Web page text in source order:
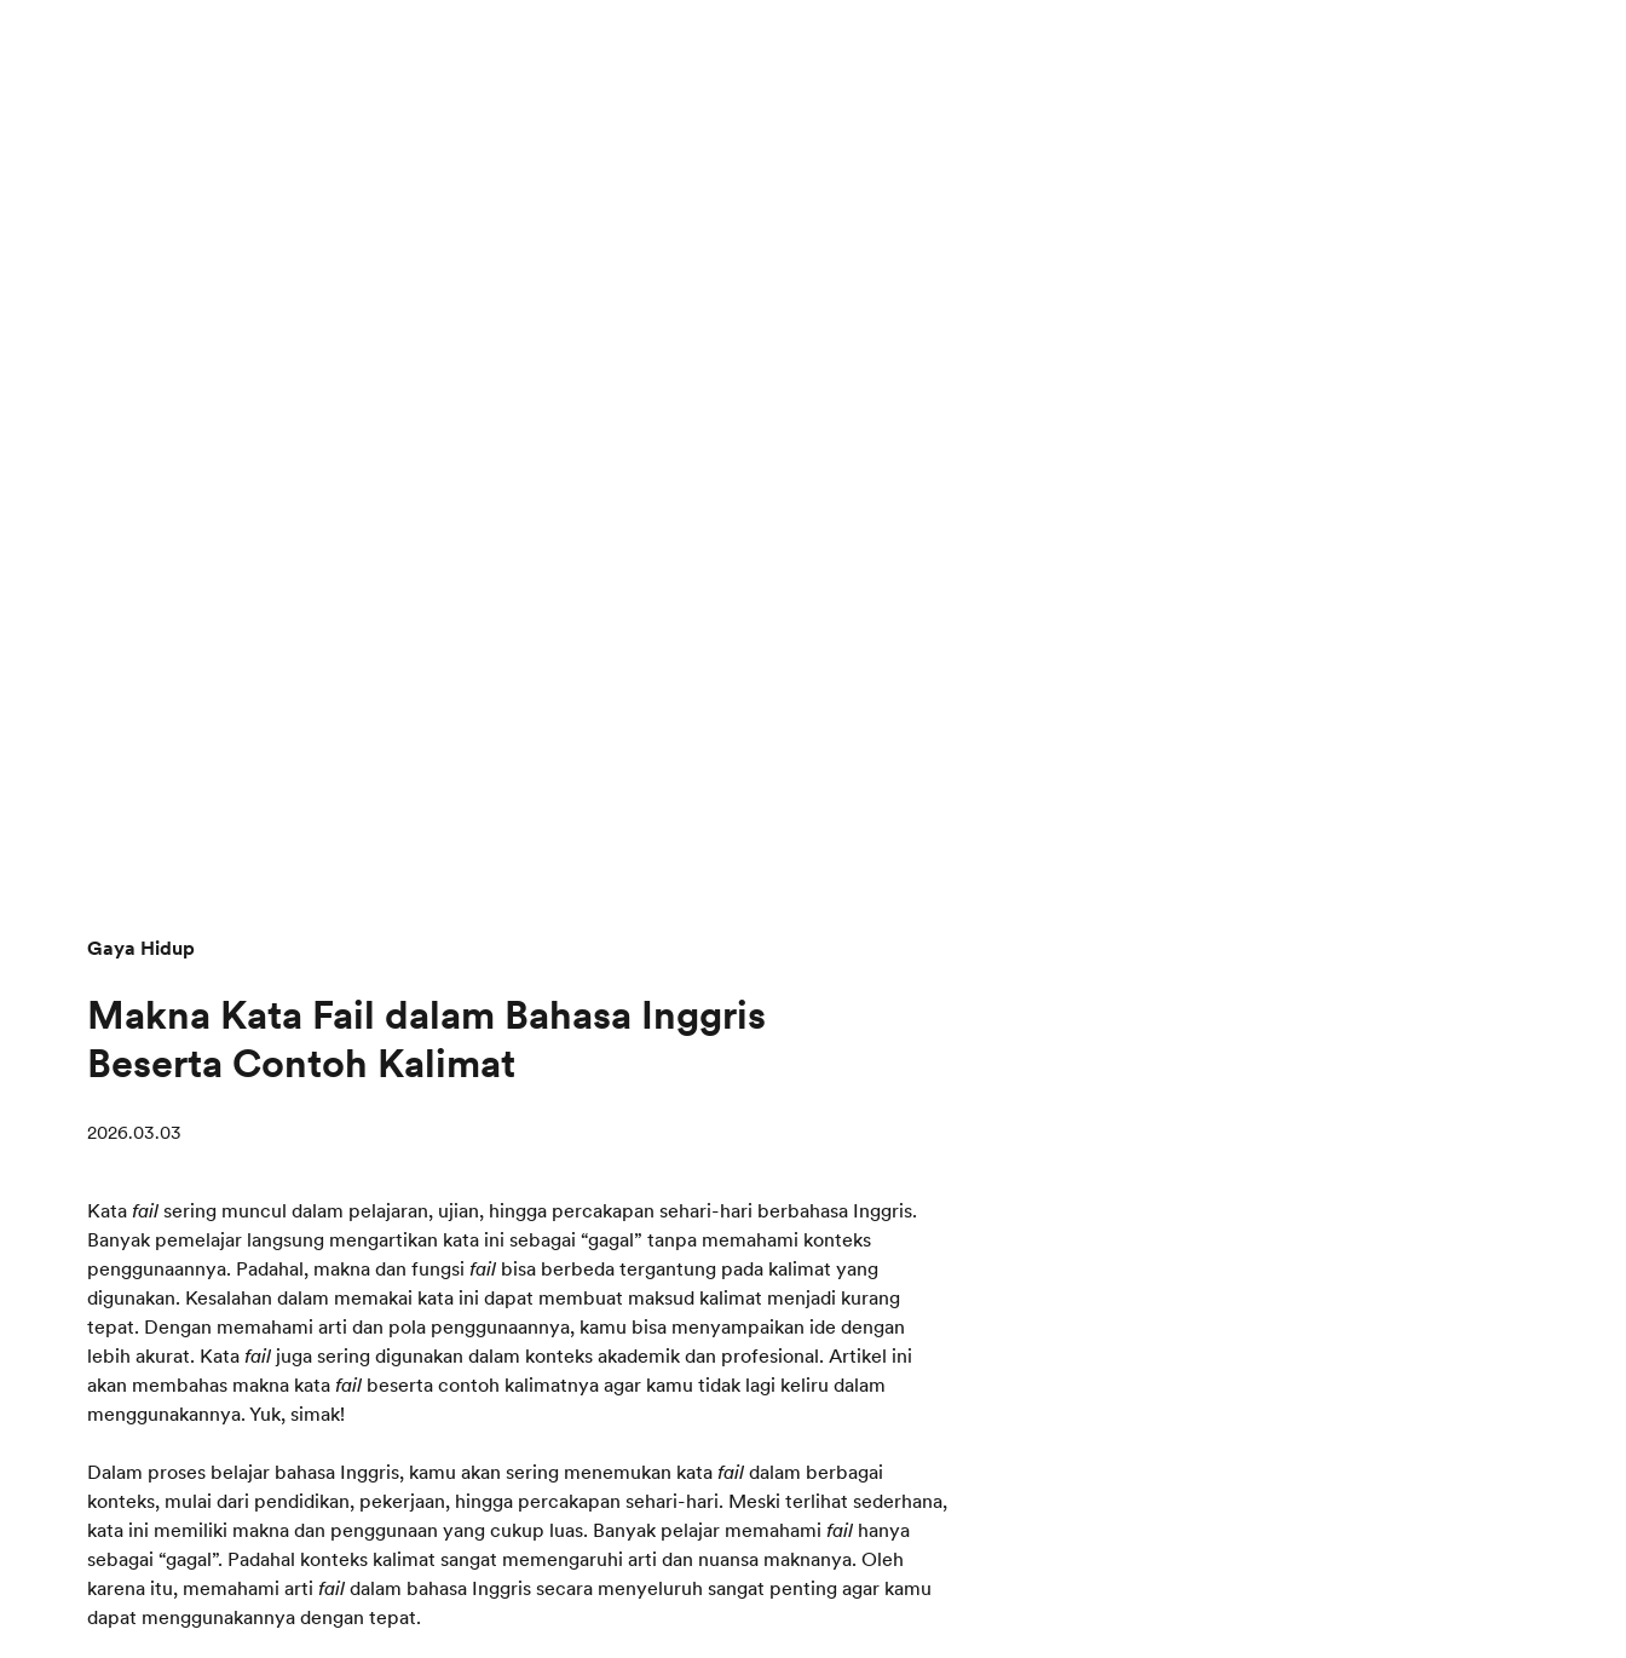
Gaya Hidup
Makna Kata Fail dalam Bahasa Inggris
Beserta Contoh Kalimat
2026.03.03
Katafailsering muncul dalam pelajaran, ujian, hingga percakapan sehari-hari berbahasa Inggris.
Banyak pemelajar langsung mengartikan kata ini sebagai “gagal” tanpa memahami konteks
penggunaannya. Padahal, makna dan fungsi fail bisa berbeda tergantung pada kalimat yang
digunakan. Kesalahan dalam memakai kata ini dapat membuat maksud kalimat menjadi kurang
tepat. Dengan memahami arti dan pola penggunaannya, kamu bisa menyampaikan ide dengan
lebih akurat. Katafail juga sering digunakan dalam konteks akademik dan profesional. Artikel ini
akan membahas makna katafail beserta contoh kalimatnya agar kamu tidak lagi keliru dalam
menggunakannya. Yuk, simak!
Dalam proses belajar bahasa Inggris, kamu akan sering menemukan katafaildalam berbagai
konteks, mulai dari pendidikan, pekerjaan, hingga percakapan sehari-hari. Meski terlihat sederhana,
kata ini memiliki makna dan penggunaan yang cukup luas. Banyak pelajar memahami fail hanya
sebagai “gagal”. Padahal konteks kalimat sangat memengaruhi arti dan nuansa maknanya. Oleh
karena itu, memahami arti faildalam bahasa Inggris secara menyeluruh sangat penting agar kamu
dapat menggunakannya dengan tepat.